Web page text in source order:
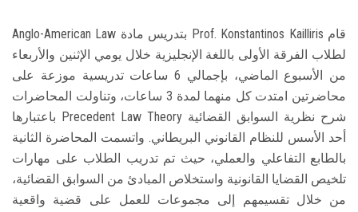
قام Prof. Konstantinos Kailliris بتدريس مادة Anglo-American Law
لطلاب الفرقة الأولى باللغة الإنجليزية خلال يومي الإثنين والأربعاء
من الأسبوع الماضي، بإجمالي 6 ساعات تدريسية موزعة على
محاضرتين امتدت كل منهما لمدة 3 ساعات، وتناولت المحاضرات
شرح نظرية السوابق القضائية Precedent Law Theory باعتبارها
أحد الأسس للنظام القانوني البريطاني. واتسمت المحاضرة الثانية
بالطابع التفاعلي والعملي، حيث تم تدريب الطلاب على مهارات
تلخيص القضايا القانونية واستخلاص المبادئ من السوابق القضائية،
من خلال تقسيمهم إلى مجموعات للعمل على قضية واقعية